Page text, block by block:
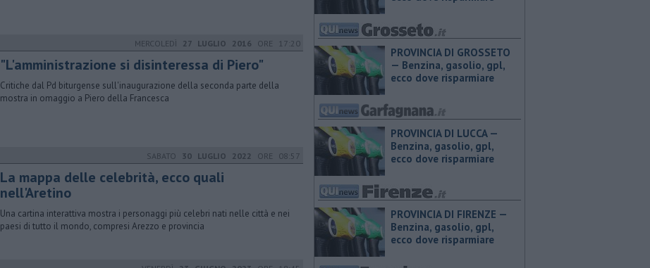
MERCOLEDÌ 27 LUGLIO 2016 ORE 17:20
"L'amministrazione si disinteressa di Piero"
Critiche dal Pd biturgense sull'inaugurazione della seconda parte della
mostra in omaggio a Piero della Francesca
SABATO 30 LUGLIO 2022 ORE 08:57
La mappa delle celebrità, ecco quali
nell'Aretino
Una cartina interattiva mostra i personaggi più celebri nati nelle città e nei
paesi di tutto il mondo, compresi Arezzo e provincia
PROVINCIA DI GROSSETO
— ​Benzina, gasolio, gpl,
ecco dove risparmiare
PROVINCIA DI LUCCA — ​
Benzina, gasolio, gpl,
ecco dove risparmiare
PROVINCIA DI FIRENZE — ​
Benzina, gasolio, gpl,
ecco dove risparmiare